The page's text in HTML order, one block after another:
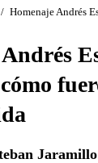
/ Homenaje Andrés